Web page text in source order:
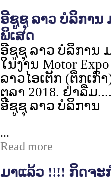
ອີຊູຊຸ ລາວ ບໍລິກາ
ພິເສດ
ອີຊູຊຸ ລາວ ບໍລິການ
ໃນງານ Motor
ລາວໄອເຕັກ (ຕຶກເກົ່
ຕຸລາ 2018. ຢ່າລືມ
ອີຊູຊຸ ລາວ ບໍລິການ
...
Read more
ມາແລ້ວ !!!! ກິດຈະ